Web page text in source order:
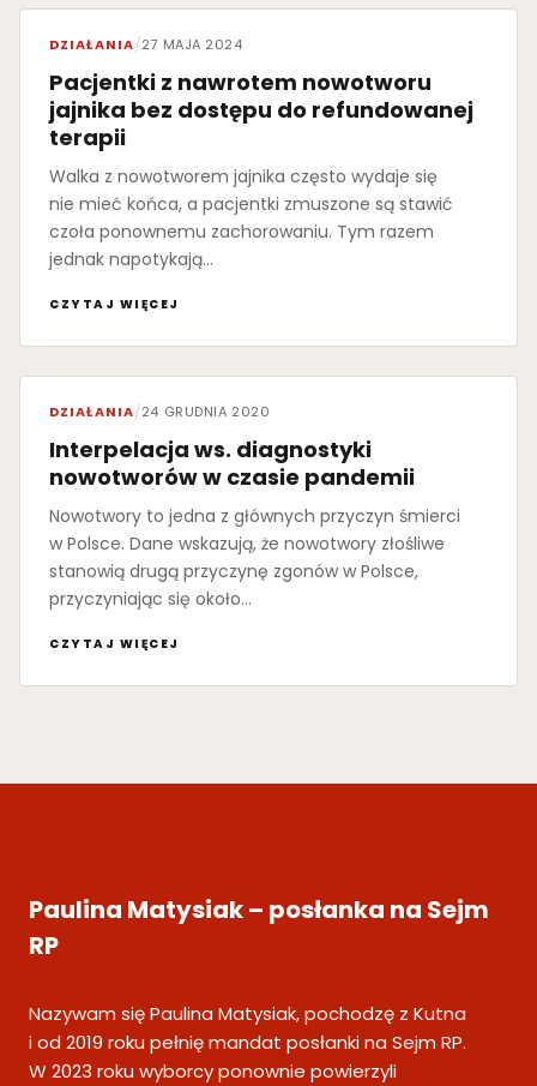
DZIAŁANIA/27 MAJA 2024
Pacjentki z nawrotem nowotworu
jajnika bez dostępu do refundowanej
terapii
Walka z nowotworem jajnika często wydaje się
nie mieć końca, a pacjentki zmuszone są stawić
czoła ponownemu zachorowaniu. Tym razem
jednak napotykają…
CZYTAJ WIĘCEJ
DZIAŁANIA/24 GRUDNIA 2020
Interpelacja ws. diagnostyki
nowotworów w czasie pandemii
Nowotwory to jedna z głównych przyczyn śmierci
w Polsce. Dane wskazują, że nowotwory złośliwe
stanowią drugą przyczynę zgonów w Polsce,
przyczyniając się około…
CZYTAJ WIĘCEJ
Paulina Matysiak – posłanka na Sejm
RP
Nazywam się Paulina Matysiak, pochodzę z Kutna
i od 2019 roku pełnię mandat posłanki na Sejm RP.
W 2023 roku wyborcy ponownie powierzyli